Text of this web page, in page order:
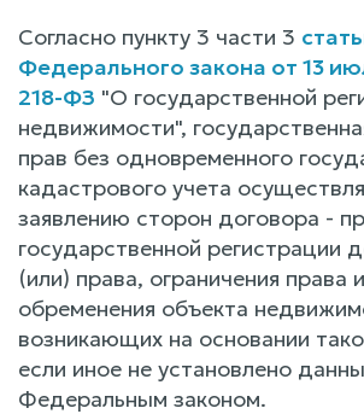
Согласно пункту 3 части 3
Федерального закона от 13
218-ФЗ "О государственной
недвижимости",
прав без одновременного
кадастрового учета
заявлению сторон договора -
государственной регистрации
(или) права, ограничения права
обременения объекта
возникающих на основании
если иное не установлено
Федеральным законом.